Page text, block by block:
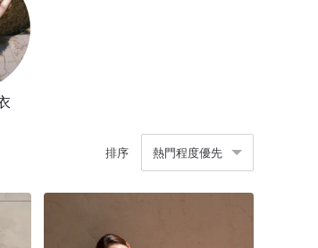
排序 熱門程度優先